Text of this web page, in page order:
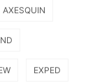
AXESQUIN
EXPED